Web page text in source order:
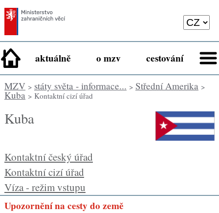
aktuálně o mzv cestování
MZV> státy světa - informace... > Střední Amerika>
Kuba> Kontaktní cizí úřad
Kuba
Kontaktní český úřad
Kontaktní cizí úřad
Víza - režim vstupu
Upozornění na cesty do země